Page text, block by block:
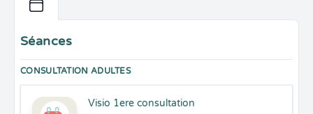
Séances
CONSULTATION ADULTES
Visio 1ere consultation